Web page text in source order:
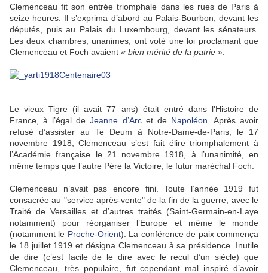
Clemenceau fit son entrée triomphale dans les rues de Paris à
seize heures. Il s’exprima d’abord au Palais-Bourbon, devant les
députés, puis au Palais du Luxembourg, devant les sénateurs.
Les deux chambres, unanimes, ont voté une loi proclamant que
Clemenceau et Foch avaient « bien mérité de la patrie »
Le vieux Tigre (il avait 77 ans) était entré dans l’Histoire de
France, à l’égal deJeanne d’Arcet de Napoléon . Après avoir
refusé d’assister au Te Deum à Notre-Dame-de-Paris, le 17
novembre 1918, Clemenceau s’est fait élire triomphalement à
l’Académie française le 21 novembre 1918, à l’unanimité, en
même temps que l’autre Père la Victoire, le futur maréchal Foch.
Clemenceau n’avait pas encore fini. Toute l’année 1919 fut
consacrée au "service après-vente" de la fin de la guerre, avec le
Traité de Versailles et d’autres traités (Saint-Germain-en-Laye
notamment) pour réorganiser l’Europe et même le monde
(notamment le Proche-Orient). La conférence de paix commença
le 18 juillet 1919 et désigna Clemenceau à sa présidence. Inutile
de dire (c’est facile de le dire avec le recul d’un siècle) que
Clemenceau, très populaire, fut cependant mal inspiré d’avoir